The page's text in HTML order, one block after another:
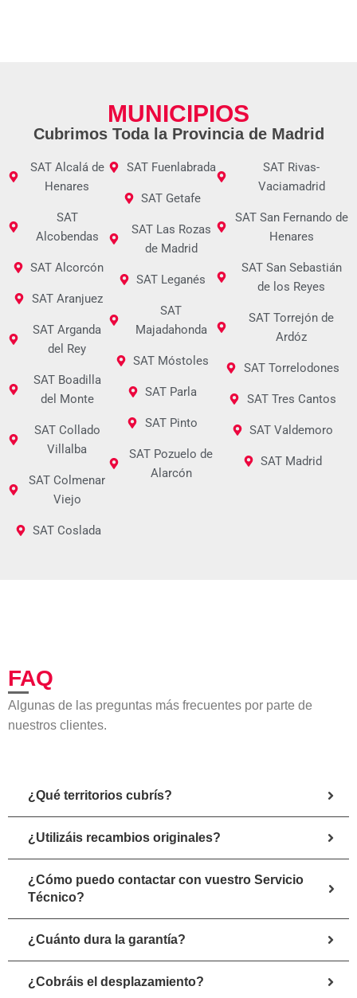
MUNICIPIOS
Cubrimos Toda la Provincia de Madrid
SAT Alcalá de
Henares
SAT
Alcobendas
SAT Alcorcón
SAT Aranjuez
SAT Arganda
del Rey
SAT Boadilla
del Monte
SAT Collado
Villalba
SAT Colmenar
Viejo
SAT Coslada
SAT Fuenlabrada
SAT Getafe
SAT Las Rozas
de Madrid
SAT Leganés
SAT
Majadahonda
SAT Móstoles
SAT Parla
SAT Pinto
SAT Pozuelo de
Alarcón
SAT Rivas-
Vaciamadrid
SAT San Fernando de
Henares
SAT San Sebastián
de los Reyes
SAT Torrejón de
Ardóz
SAT Torrelodones
SAT Tres Cantos
SAT Valdemoro
SAT Madrid
FAQ
Algunas de las preguntas más frecuentes por parte de
nuestros clientes.
¿Qué territorios cubrís?
¿Utilizáis recambios originales?
¿Cómo puedo contactar con vuestro Servicio
Técnico?
¿Cuánto dura la garantía?
¿Cobráis el desplazamiento?